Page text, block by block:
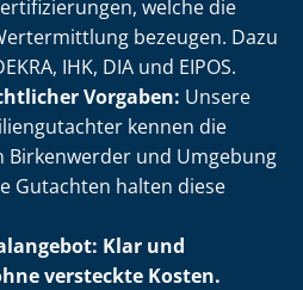
welche die
bezeugen. Dazu
IHK, DIA und EIPOS.
Vorgaben: Unsere
kennen die
Birkenwerder und Umgebung
Gutachten halten diese
Klar und
versteckte Kosten.